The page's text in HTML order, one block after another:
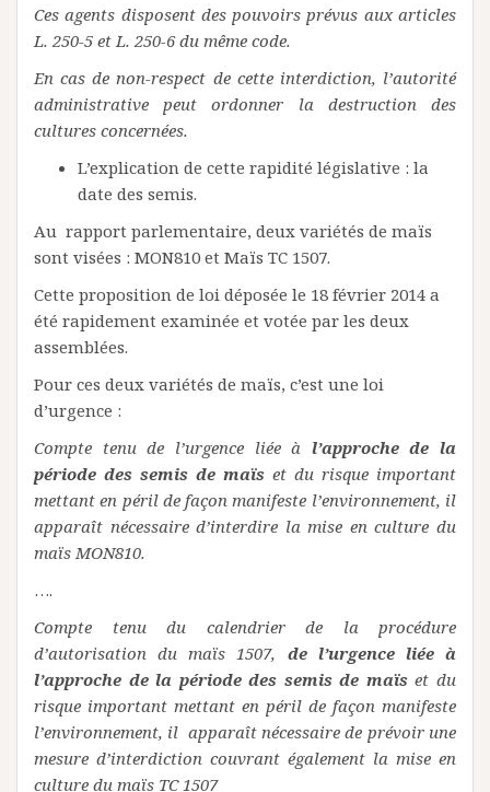
Ces agents disposent des pouvoirs prévus aux articles
L. 250-5 et L. 250-6 du même code.
En cas de non-respect de cette interdiction, l’autorité
administrative peut ordonner la destruction des
cultures concernées.
L’explication de cette rapidité législative : la
date des semis.
Au rapport parlementaire, deux variétés de maïs
sont visées : MON810 et Maïs TC 1507.
Cette proposition de loi déposée le 18 février 2014 a
été rapidement examinée et votée par les deux
assemblées.
Pour ces deux variétés de maïs, c’est une loi
d’urgence :
Compte tenu de l’urgence liée à l’approche de la
période des semis de maïs et du risque important
mettant en péril de façon manifeste l’environnement, il
apparaît nécessaire d’interdire la mise en culture du
maïs MON810.
….
Compte tenu du calendrier de la procédure
d’autorisation du maïs 1507, de l’urgence liée à
l’approche de la période des semis de maïset du
risque important mettant en péril de façon manifeste
l’environnement, il apparaît nécessaire de prévoir une
mesure d’interdiction couvrant également la mise en
culture du maïs TC 1507